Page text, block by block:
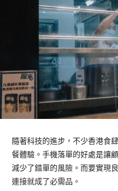
隨著科技的進步，不少香港食
餐體驗。手機落單的好處是讓
減少了錯單的風險。而要實現
連接就成了必需品。